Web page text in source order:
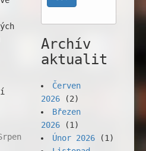
Archív
aktualit
Červen
2026(2)
Březen
2026(1)
Únor 2026(1)